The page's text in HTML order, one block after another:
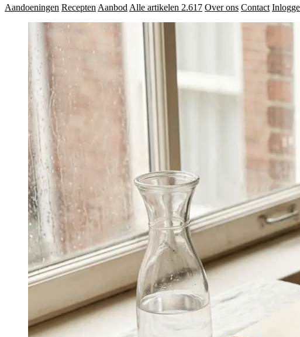
Aandoeningen Recepten Aanbod Alle artikelen 2.617 Over ons Contact